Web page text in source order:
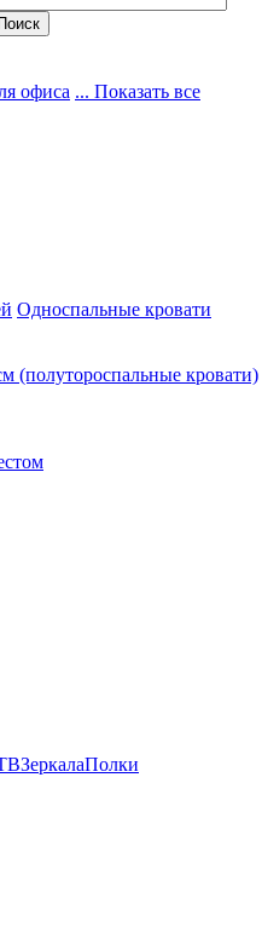
офиса ... Показать все
Односпальные кровати
(полутороспальные кровати)
ЗеркалаПолки